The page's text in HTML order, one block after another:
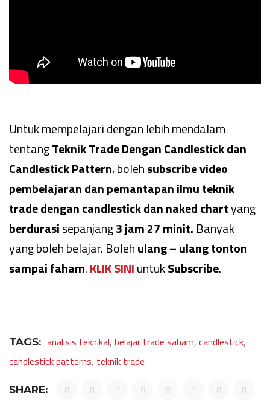
Untuk mempelajari dengan lebih mendalam
tentangTeknik Trade Dengan Candlestick dan
Candlestick Pattern, bolehsubscribe video
pembelajaran dan pemantapan ilmu teknik
trade dengan candlestick dan naked chartyang
berdurasisepanjang3 jam 27 minit. Banyak
yang boleh belajar. Bolehulang – ulang tonton
sampai faham.KLIK SINIuntukSubscribe.
TAGS: analisis teknikal, belajar trade saham, candlestick,
candlestick patterns, teknik trade
SHARE: